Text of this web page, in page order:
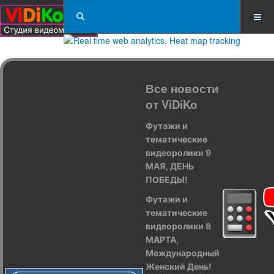
Все новости
от ViDiKo
Футажи и
тематические
видеоролики 9
МАЯ, ДЕНЬ
ПОБЕДЫ!
Футажи и
тематические
видеоролики 8
МАРТА,
Международный
Женский День!